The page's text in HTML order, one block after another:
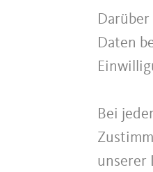
Daten
Bei
unserer